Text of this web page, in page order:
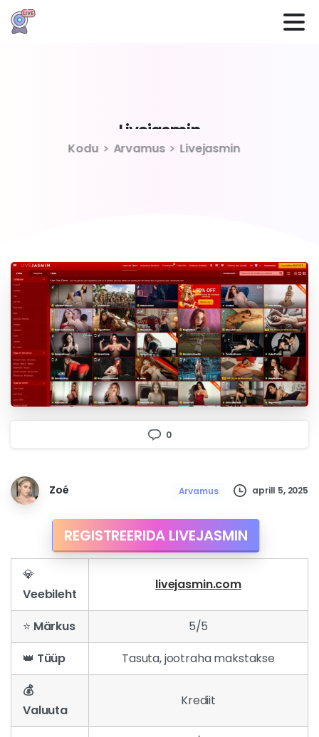
Kodu Arvamus Livejasmin
0
Zoé Arvamus aprill 5, 2025
REGISTREERIDA LIVEJASMIN
💎
Veebileht
livejasmin.com
⭐ Märkus
5/5
👑 Tüüp
Tasuta, jootraha makstakse
💰
Valuuta
Krediit